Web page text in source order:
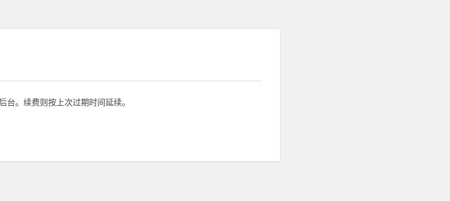
。续费则按上次过期时间延续。